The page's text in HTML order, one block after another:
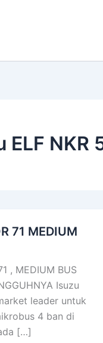
ELF NKR
71 MEDIUM
, MEDIUM BUS
Isuzu
leader untuk
4 ban di
[…]